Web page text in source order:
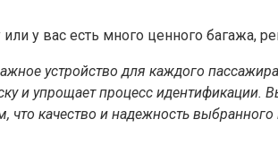
у вас есть много ценного багажа,
устройство для каждого
и упрощает процесс
качество и надежность